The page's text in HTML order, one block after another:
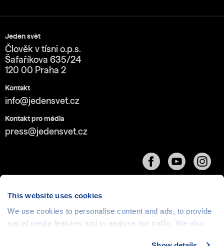
This website uses cookies
We use cookies to personalise content and ads, to provide
social media features and to analyse our traffic. We also
Jeden svět
Člověk v tísni o.p.s.
Šafaříkova 635/24
120 00 Praha 2
Kontakt
info@jedensvet.cz
Kontakt pro média
press@jedensvet.cz
Cookies| © 1999-2026 Člověk v tísni o.p.s., web běží